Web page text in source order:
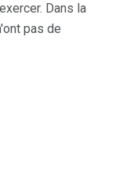
Dans la
pas de